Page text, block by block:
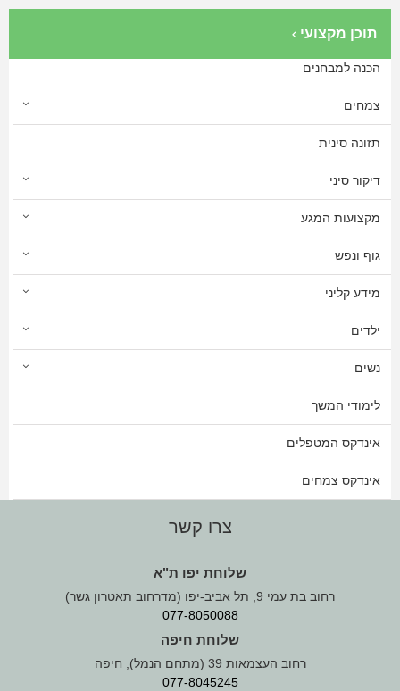
תוכן מקצועי
הכנה למבחנים
צמחים
תזונה סינית
דיקור סיני
מקצועות המגע
גוף ונפש
מידע קליני
ילדים
נשים
לימודי המשך
אינדקס המטפלים
אינדקס צמחים
צרו קשר
שלוחת יפו ת"א
רחוב בת עמי 9, תל אביב-יפו (מדרחוב תאטרון גשר)
077-8050088
שלוחת חיפה
רחוב העצמאות 39 (מתחם הנמל), חיפה
077-8045245